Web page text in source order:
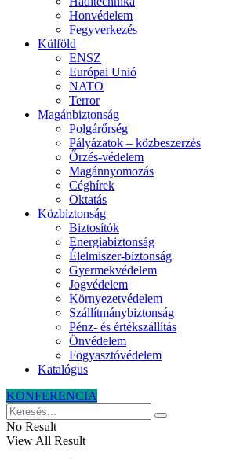
Honvédelem
Fegyverkezés
Külföld
ENSZ
Európai Unió
NATO
Terror
Magánbiztonság
Polgárőrség
Pályázatok – közbeszerzés
Őrzés-védelem
Magánnyomozás
Céghírek
Oktatás
Közbiztonság
Biztosítók
Energiabiztonság
Élelmiszer-biztonság
Gyermekvédelem
Jogvédelem
Környezetvédelem
Szállítmánybiztonság
Pénz- és értékszállítás
Önvédelem
Fogyasztóvédelem
Katalógus
KONFERENCIA
No Result
View All Result